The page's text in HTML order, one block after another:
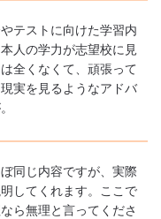
テストに向けた学習内
人の学力が志望校に見
全くなくて、頑張って
実を見るようなアドバ
同じ内容ですが、実際
してくれます。ここで
ら無理と言ってくださ